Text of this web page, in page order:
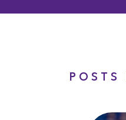
POSTS